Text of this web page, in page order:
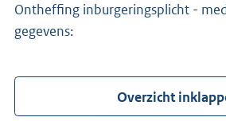
Ontheffing inburgeringsplicht -
gegevens:
Overzicht